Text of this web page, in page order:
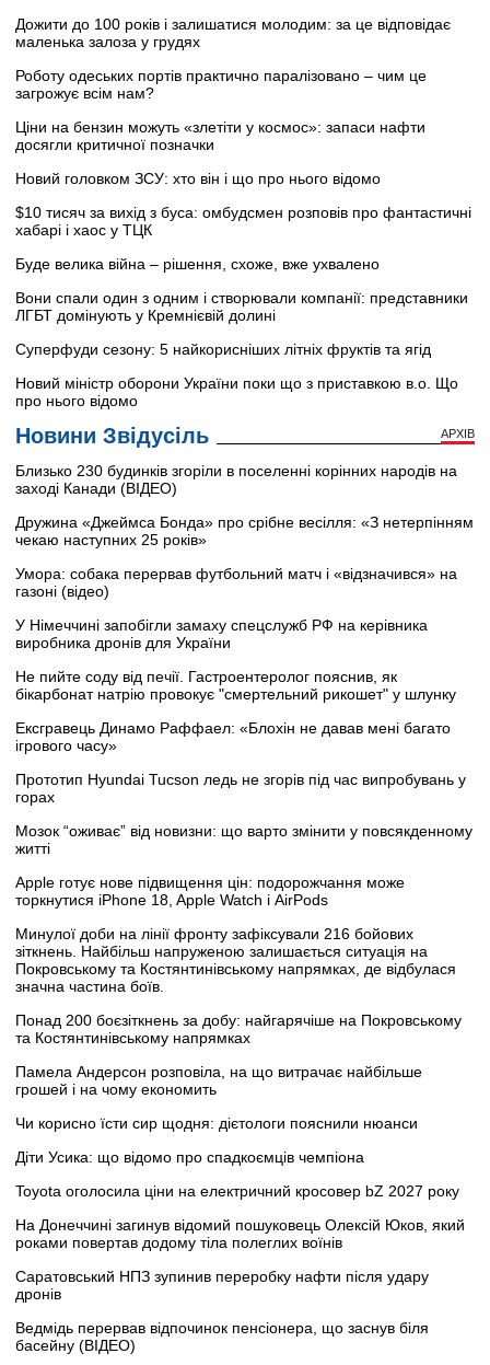
Дожити до 100 років і залишатися молодим: за це відповідає
маленька залоза у грудях
Роботу одеських портів практично паралізовано – чим це
загрожує всім нам?
Ціни на бензин можуть «злетіти у космос»: запаси нафти
досягли критичної позначки
Новий головком ЗСУ: хто він і що про нього відомо
$10 тисяч за вихід з буса: омбудсмен розповів про фантастичні
хабарі і хаос у ТЦК
Буде велика війна – рішення, схоже, вже ухвалено
Вони спали один з одним і створювали компанії: представники
ЛГБТ домінують у Кремнієвій долині
Суперфуди сезону: 5 найкорисніших літніх фруктів та ягід
Новий міністр оборони України поки що з приставкою в.о. Що
про нього відомо
Новини Звідусіль АРХІВ
Близько 230 будинків згоріли в поселенні корінних народів на
заході Канади (ВІДЕО)
Дружина «Джеймса Бонда» про срібне весілля: «З нетерпінням
чекаю наступних 25 років»
Умора: собака перервав футбольний матч і «відзначився» на
газоні (відео)
У Німеччині запобігли замаху спецслужб РФ на керівника
виробника дронів для України
Не пийте соду від печії. Гастроентеролог пояснив, як
бікарбонат натрію провокує "смертельний рикошет" у шлунку
Ексгравець Динамо Раффаел: «Блохін не давав мені багато
ігрового часу»
Прототип Hyundai Tucson ледь не згорів під час випробувань у
горах
Мозок “оживає” від новизни: що варто змінити у повсякденному
житті
Apple готує нове підвищення цін: подорожчання може
торкнутися iPhone 18, Apple Watch і AirPods
Минулої доби на лінії фронту зафіксували 216 бойових
зіткнень. Найбільш напруженою залишається ситуація на
Покровському та Костянтинівському напрямках, де відбулася
значна частина боїв.
Понад 200 боєзіткнень за добу: найгарячіше на Покровському
та Костянтинівському напрямках
Памела Андерсон розповіла, на що витрачає найбільше
грошей і на чому економить
Чи корисно їсти сир щодня: дієтологи пояснили нюанси
Діти Усика: що відомо про спадкоємців чемпіона
Toyota оголосила ціни на електричний кросовер bZ 2027 року
На Донеччині загинув відомий пошуковець Олексій Юков, який
роками повертав додому тіла полеглих воїнів
Саратовський НПЗ зупинив переробку нафти після удару
дронів
Ведмідь перервав відпочинок пенсіонера, що заснув біля
басейну (ВІДЕО)